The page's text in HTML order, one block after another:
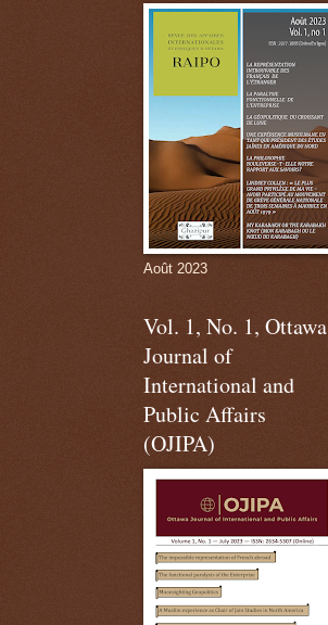
Août 2023
Vol. 1, No. 1, Ottawa
Journal of
International and
Public Affairs
(OJIPA)